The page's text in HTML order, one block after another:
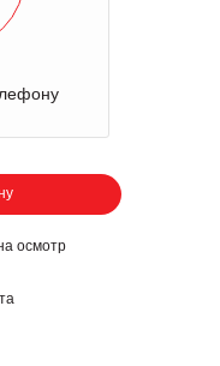
осмотр